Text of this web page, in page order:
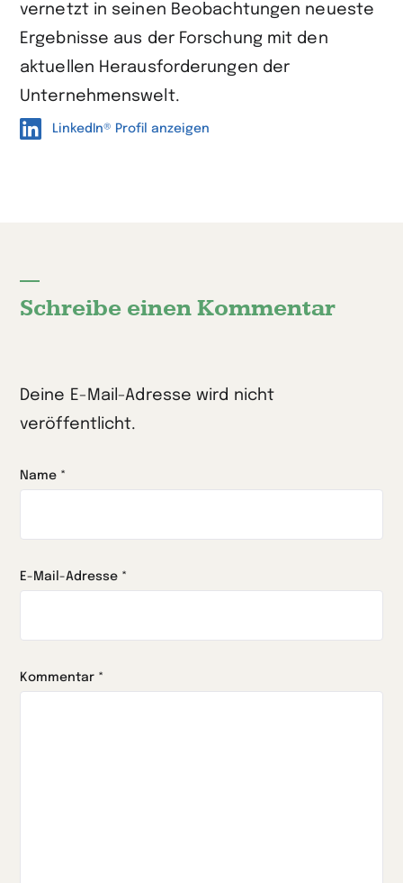
vernetzt in seinen Beobachtungen neueste
Ergebnisse aus der Forschung mit den
aktuellen Herausforderungen der
Unternehmenswelt.
LinkedIn® Profil anzeigen
Schreibe einen Kommentar
Deine E-Mail-Adresse wird nicht
veröffentlicht.
Name *
E-Mail-Adresse *
Kommentar *